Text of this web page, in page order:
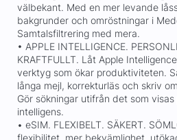
välbekant. Med en mer levande
bakgrunder och omröstningar i
Samtalsfiltrering med mera.
• APPLE INTELLIGENCE.
KRAFTFULLT. Låt Apple
verktyg som ökar produktiviteten.
långa mejl, korrekturläs och skriv
Gör sökningar utifrån det som
intelligens.
• eSIM. FLEXIBELT. SÄKERT.